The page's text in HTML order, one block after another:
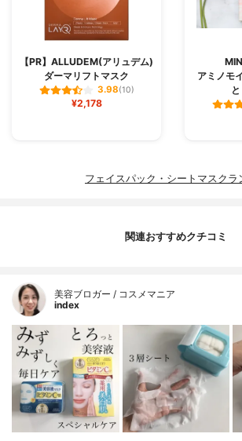
【PR】ALLUDEM(アリュデム)
ダーマリフトマスク
3.98(10)
¥2,178
アミノモ
フェイスパック・シートマスク
関連おすすめクチコミ
美容ブロガー / コスメマニア
index